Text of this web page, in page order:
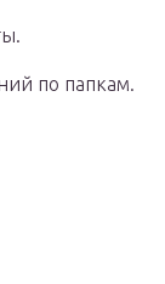
по папкам.